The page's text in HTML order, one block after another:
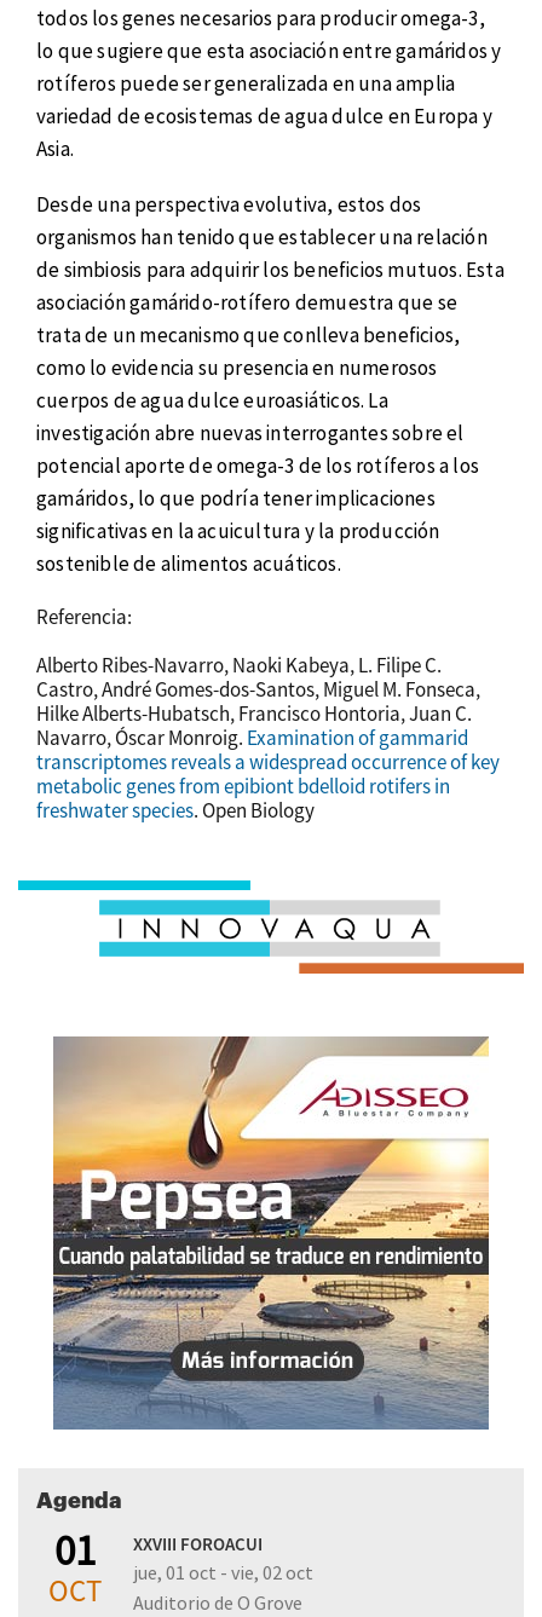
todos los genes necesarios para producir omega-3,
lo que sugiere que esta asociación entre gamáridos y
rotíferos puede ser generalizada en una amplia
variedad de ecosistemas de agua dulce en Europa y
Asia.
Desde una perspectiva evolutiva, estos dos
organismos han tenido que establecer una relación
de simbiosis para adquirir los beneficios mutuos. Esta
asociación gamárido-rotífero demuestra que se
trata de un mecanismo que conlleva beneficios,
como lo evidencia su presencia en numerosos
cuerpos de agua dulce euroasiáticos. La
investigación abre nuevas interrogantes sobre el
potencial aporte de omega-3 de los rotíferos a los
gamáridos, lo que podría tener implicaciones
significativas en la acuicultura y la producción
sostenible de alimentos acuáticos.
Referencia:
Alberto Ribes-Navarro, Naoki Kabeya, L. Filipe C.
Castro, André Gomes-dos-Santos, Miguel M. Fonseca,
Hilke Alberts-Hubatsch, Francisco Hontoria, Juan C.
Navarro, Óscar Monroig. Examination of gammarid
transcriptomes reveals a widespread occurrence of key
metabolic genes from epibiont bdelloid rotifers in
freshwater species. Open Biology
Agenda
01
OCT
XXVIII FOROACUI
jue, 01 oct - vie, 02 oct
Auditorio de O Grove